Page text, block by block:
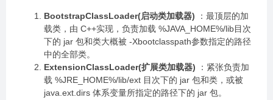
BootstrapClassLoader(启动类加载器) ：最顶层的加
载类，由 C++实现，负责加载 %JAVA_HOME%/lib目次
下的 jar 包和类大概被 -Xbootclasspath参数指定的路径
中的全部类。
ExtensionClassLoader(扩展类加载器) ：紧张负责加
载 %JRE_HOME%/lib/ext 目次下的 jar 包和类，或被
java.ext.dirs 体系变量所指定的路径下的 jar 包。